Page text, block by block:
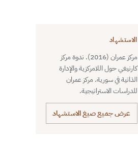
الاستشهاد
مركز عمران (2016). ندوة مركز
كارنيغي حول اللامركزية والإدارة
الذاتية في سورية. مركز عمران
للدراسات الاستراتيجية.
عرض جميع صيغ الاستشهاد